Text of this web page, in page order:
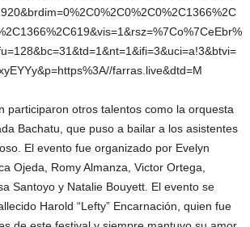
farras.live&dtd=M
participaron otros talentos como la orquesta
Bachatu, que puso a bailar a los asistentes
El evento fue organizado por Evelyn
Ojeda, Romy Almanza, Victor Ortega,
Santoyo y Natalie Bouyett. El evento se
Harold “Lefty” Encarnación, quien fue